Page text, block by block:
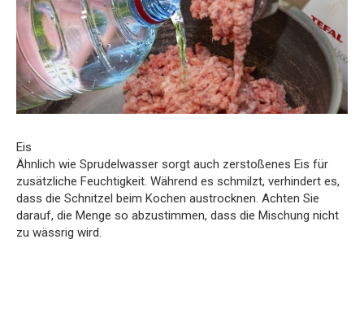
Eis
Ähnlich wie Sprudelwasser sorgt auch zerstoßenes Eis für
zusätzliche Feuchtigkeit. Während es schmilzt, verhindert es,
dass die Schnitzel beim Kochen austrocknen. Achten Sie
darauf, die Menge so abzustimmen, dass die Mischung nicht
zu wässrig wird.